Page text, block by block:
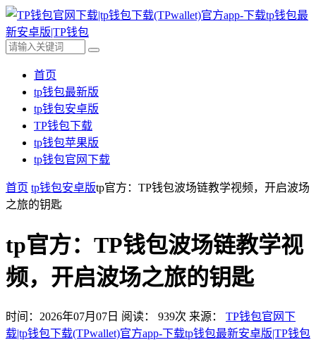
首页
tp钱包最新版
tp钱包安卓版
TP钱包下载
tp钱包苹果版
tp钱包官网下载
首页 tp钱包安卓版tp官方：TP钱包波场链教学视频，开启波场
之旅的钥匙
tp官方：TP钱包波场链教学视
频，开启波场之旅的钥匙
时间：2026年07月07日 阅读： 939次 来源： TP钱包官网下
载|tp钱包下载(TPwallet)官方app-下载tp钱包最新安卓版|TP钱包